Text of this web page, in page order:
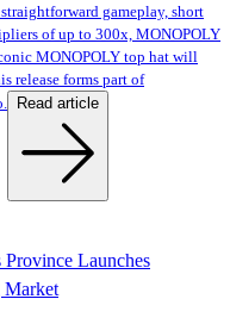
gameplay, short
of up to 300x, MONOPOLY
MONOPOLY top hat will
release forms part of
Read article
Province Launches
Market